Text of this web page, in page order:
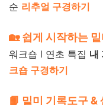
순 리추얼 구경하기
🏡 쉽게 시작하는
워크숍 l 연초 특집 내
크숍 구경하기
📙 밑미 기록도구 &